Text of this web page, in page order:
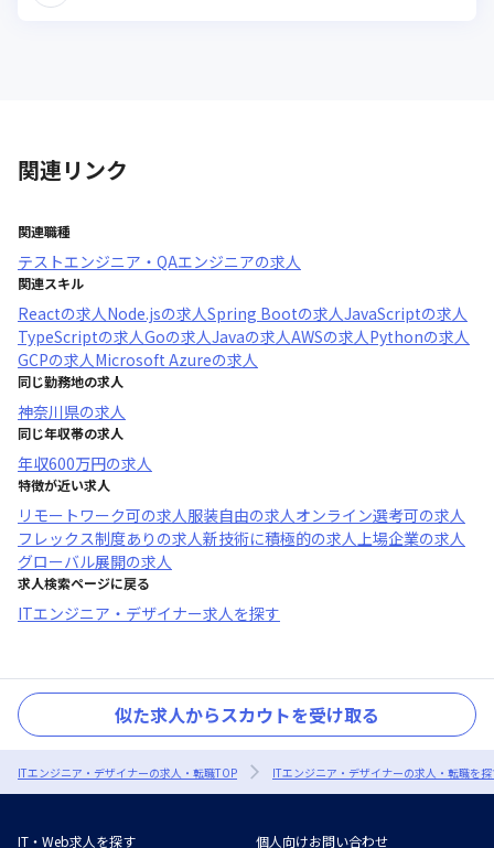
関連リンク
関連職種
テストエンジニア・QAエンジニアの求人
関連スキル
Reactの求人Node.jsの求人Spring Bootの求人JavaScriptの求人
TypeScriptの求人Goの求人Javaの求人AWSの求人Pythonの求人
GCPの求人Microsoft Azureの求人
同じ勤務地の求人
神奈川県の求人
同じ年収帯の求人
年収600万円の求人
特徴が近い求人
リモートワーク可の求人服装自由の求人オンライン選考可の求人
フレックス制度あり の求人新技術に積極的の求人上場企業の求人
グローバル展開の求人
求人検索ページに戻る
ITエンジニア・デザイナー求人を探す
似た求人からスカウトを受け取る
ITエンジニア・デザイナーの求人・転職TOP ITエンジニア・デザイナーの求人・転職を
IT・Web求人を探す 個人向けお問い合わせ